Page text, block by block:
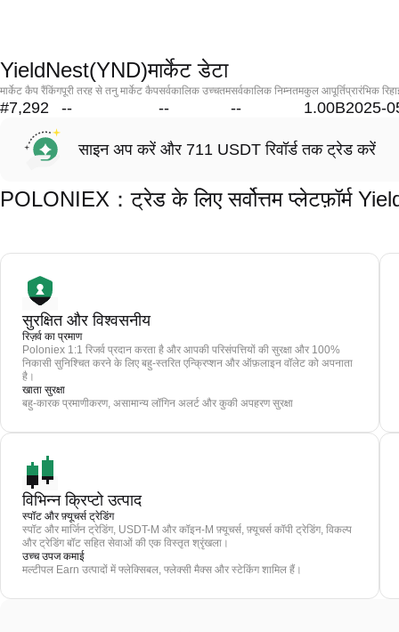
YieldNest(YND)मार्केट डेटा
मार्केट कैप रैंकिंग
#7,292
पूरी तरह से तनु मार्केट कैप
--
सर्वकालिक उच्चतम
--
सर्वकालिक निम्नतम
--
कुल आपूर्ति
1.00B
प्रारंभिक
2025-
साइन अप करें और 711 USDT रिवॉर्ड तक ट्रेड करें
POLONIEX：ट्रेड के लिए सर्वोत्तम प्लेटफ़ॉर्म
सुरक्षित और विश्वसनीय
रिज़र्व का प्रमाण
Poloniex 1:1 रिजर्व प्रदान करता है और आपकी परिसंपत्तियों की सुरक्षा और 100%
निकासी सुनिश्चित करने के लिए बहु-स्तरित एन्क्रिप्शन और ऑफ़लाइन वॉलेट को अपनाता
है।
खाता सुरक्षा
बहु-कारक प्रमाणीकरण, असामान्य लॉगिन अलर्ट और कुकी अपहरण सुरक्षा
विभिन्न क्रिप्टो उत्पाद
स्पॉट और फ़्यूचर्स ट्रेडिंग
स्पॉट और मार्जिन ट्रेडिंग, USDT-M और कॉइन-M फ़्यूचर्स, फ़्यूचर्स कॉपी ट्रेडिंग, विकल्प
और ट्रेडिंग बॉट सहित सेवाओं की एक विस्तृत श्रृंखला।
उच्च उपज कमाई
मल्टीपल Earn उत्पादों में फ्लेक्सिबल, फ्लेक्सी मैक्स और स्टेकिंग शामिल हैं।